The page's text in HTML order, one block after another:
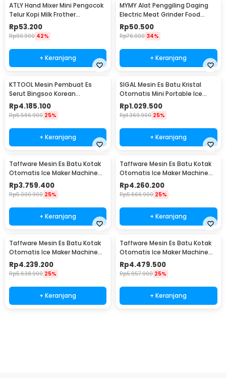
ATLY Hand Mixer Mini Pengocok
Telur Kopi Milk Frother
Handheld - HMW05
Rp53.200
Rp90.900 42%
+ Keranjang
MYMY Alat Penggiling Daging
Electric Meat Grinder Food
Processor 350ml - MY-01
Rp50.500
Rp76.000 34%
+ Keranjang
KTTOOL Mesin Pembuat Es
Serut Bingsoo Korean
Snowflake Ice Shaving - ZB-
XBJ60
Rp4.185.100
Rp5.566.900 25%
+ Keranjang
SIGAL Mesin Es Batu Kristal
Otomatis Mini Portable Ice
Maker 12kg 100W - YH-16
Rp1.029.500
Rp1.369.900 25%
+ Keranjang
Taffware Mesin Es Batu Kotak
Otomatis Ice Maker Machine
50kg 200W - HZB-55FAB
Rp3.759.400
Rp5.000.900 25%
+ Keranjang
Taffware Mesin Es Batu Kotak
Otomatis Ice Maker Machine
70kg 220W - HZB-60FAB
Rp4.260.200
Rp5.666.900 25%
+ Keranjang
Taffware Mesin Es Batu Kotak
Otomatis Ice Maker Machine
80kg 200W - HZB-70FAB
Rp4.239.200
Rp5.638.900 25%
+ Keranjang
Taffware Mesin Es Batu Kotak
Otomatis Ice Maker Machine
90kg 260W - HZB-80FAB
Rp4.479.500
Rp5.957.900 25%
+ Keranjang